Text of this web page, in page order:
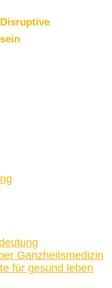
Disruptive
Ganzheitsmedizin
für gesund leben